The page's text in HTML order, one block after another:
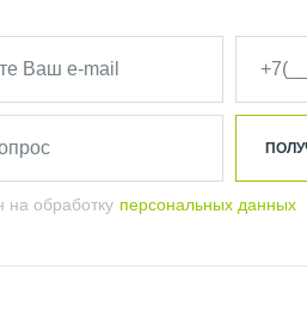
на обработку персональных данных